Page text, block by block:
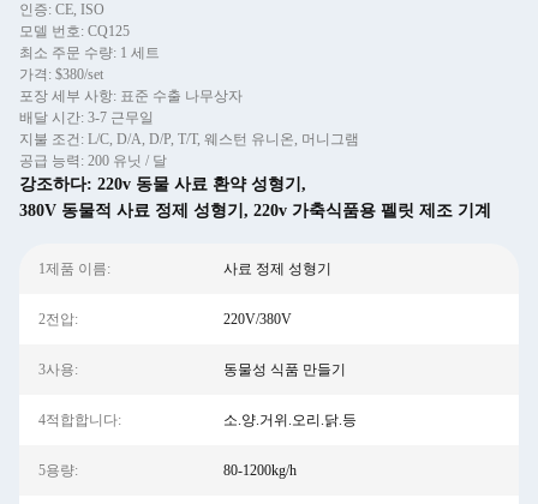
인증: CE, ISO
모델 번호: CQ125
최소 주문 수량: 1 세트
가격: $380/set
포장 세부 사항: 표준 수출 나무상자
배달 시간: 3-7 근무일
지불 조건: L/C, D/A, D/P, T/T, 웨스턴 유니온, 머니그램
공급 능력: 200 유닛 / 달
강조하다: 220v 동물 사료 환약 성형기 ,
380V 동물적 사료 정제 성형기 , 220v 가축식품용 펠릿 제조 기계
1제품 이름: 사료 정제 성형기
2전압: 220V/380V
3사용: 동물성 식품 만들기
4적합합니다: 소.양.거위.오리.닭.등
5용량: 80-1200kg/h